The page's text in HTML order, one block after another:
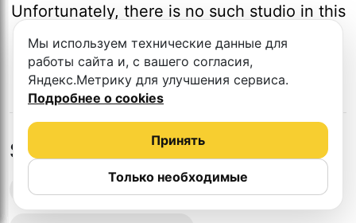
Unfortunately, there is no such studio in this
Studios in nearby cities
Podcast recording studios
Мы используем технические данные для
работы сайта и, с вашего согласия,
Яндекс.Метрику для улучшения сервиса.
Подробнее о cookies
Только необходимые
Принять